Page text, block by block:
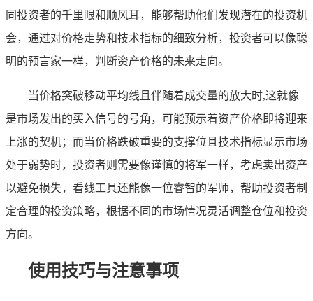
同投资者的千里眼和顺风耳，能够帮助他们发现潜在的投资机
会，通过对价格走势和技术指标的细致分析，投资者可以像聪
明的预言家一样，判断资产价格的未来走向。
当价格突破移动平均线且伴随着成交量的放大时,这就像
是市场发出的买入信号的号角，可能预示着资产价格即将迎来
上涨的契机；而当价格跌破重要的支撑位且技术指标显示市场
处于弱势时，投资者则需要像谨慎的将军一样，考虑卖出资产
以避免损失，看线工具还能像一位睿智的军师，帮助投资者制
定合理的投资策略，根据不同的市场情况灵活调整仓位和投资
方向。
使用技巧与注意事项